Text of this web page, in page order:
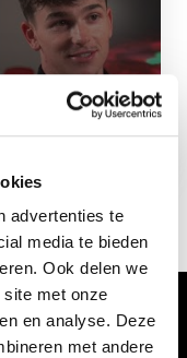
advertenties te
media te bieden
Ook delen we
met onze
en analyse. Deze
met andere